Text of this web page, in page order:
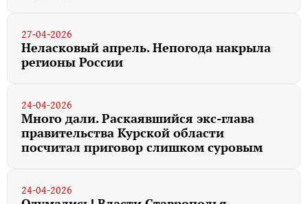
27-04-2026
Неласковый апрель. Непогода накрыла
регионы России
24-04-2026
Много дали. Раскаявшийся экс-глава
правительства Курской области
посчитал приговор слишком суровым
24-04-2026